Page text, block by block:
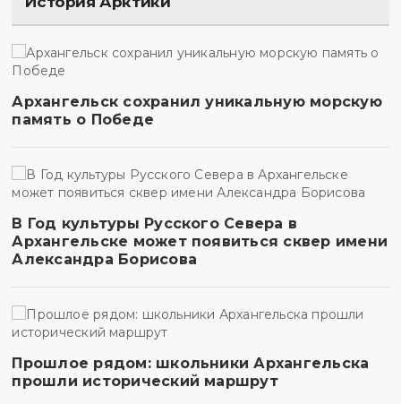
Архангельск сохранил уникальную морскую
память о Победе
В Год культуры Русского Севера в
Архангельске может появиться сквер имени
Александра Борисова
Прошлое рядом: школьники Архангельска
прошли исторический маршрут